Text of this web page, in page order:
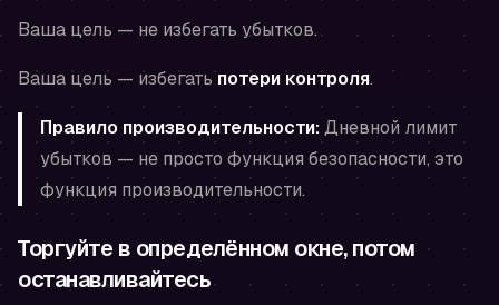
Ваша цель — не избегать убытков.
Ваша цель — избегатьпотери контроля.
Правило производительности:Дневной лимит
убытков — не просто функция безопасности, это
функция производительности.
Торгуйте в определённом окне, потом
останавливайтесь